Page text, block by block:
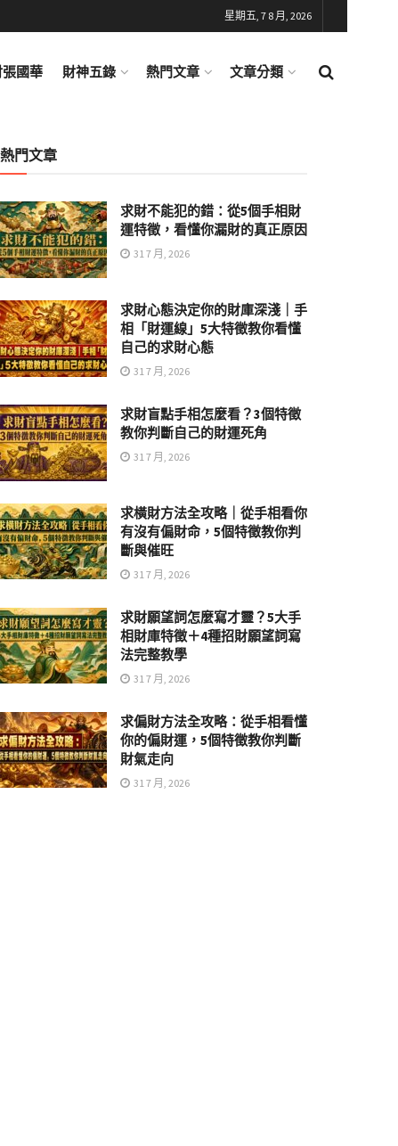
星期五, 7 8 月, 2026
國華 財神五錄 熱門文章 文章分類
熱門文章
求財不能犯的錯：從5個手相財
運特徵，看懂你漏財的真正原因
31 7 月, 2026
求財心態決定你的財庫深淺｜手
相「財運線」5大特徵教你看懂
自己的求財心態
31 7 月, 2026
求財盲點手相怎麼看？3個特徵
教你判斷自己的財運死角
31 7 月, 2026
求橫財方法全攻略｜從手相看你
有沒有偏財命，5個特徵教你判
斷與催旺
31 7 月, 2026
求財願望詞怎麼寫才靈？5大手
相財庫特徵＋4種招財願望詞寫
法完整教學
31 7 月, 2026
求偏財方法全攻略：從手相看懂
你的偏財運，5個特徵教你判斷
財氣走向
31 7 月, 2026